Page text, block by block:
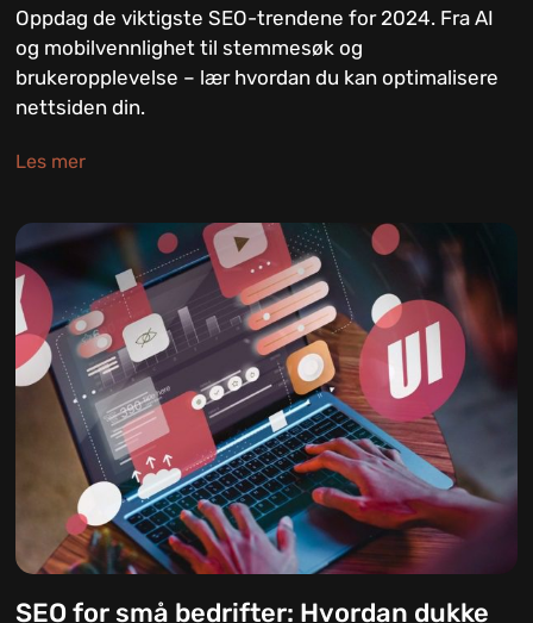
Oppdag de viktigste SEO-trendene for 2024. Fra AI
og mobilvennlighet til stemmesøk og
brukeropplevelse – lær hvordan du kan optimalisere
nettsiden din.
Les mer
SEO for små bedrifter: Hvordan dukke